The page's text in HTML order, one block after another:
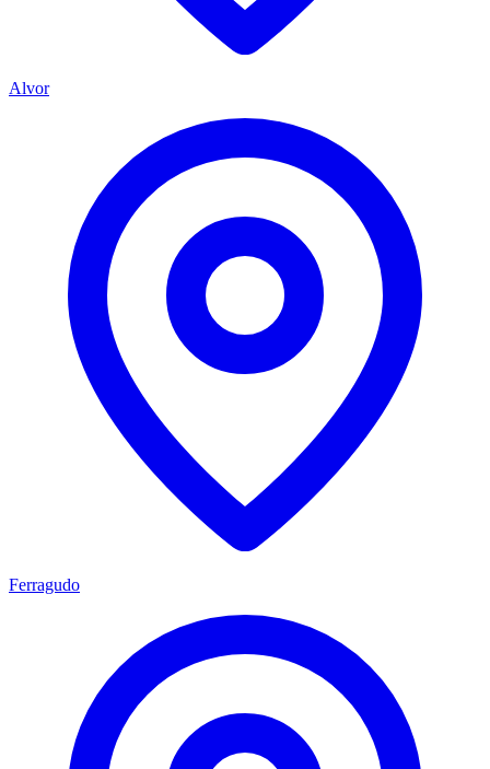
Alvor
Ferragudo